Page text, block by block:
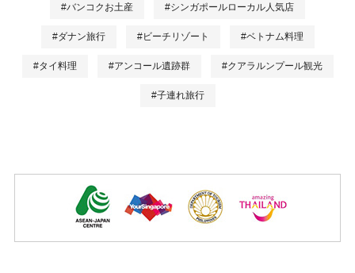
#バンコクお土産 #シンガポールローカル人気店
#ダナン旅行 #ビーチリゾート #ベトナム料理
#タイ料理 #アンコール遺跡群 #クアラルンプール観光
#子連れ旅行